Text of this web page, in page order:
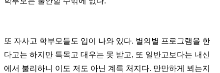
또 자사고 학부모들도 입이 나와 있다. 별의별 프로그램을 한
다고는 하지만 특목고 대우는 못 받고, 또 일반고보다는 내신
에서 불리하니 이도 저도 아닌 계륵 처지다. 만만하게 뵈는지